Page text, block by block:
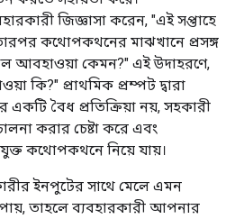
জিজ্ঞাসা করেন, "এই সপ্তাহে
কথোপকথনের মাঝখানে প্রসঙ্গ
আবহাওয়া কেমন?" এই উদাহরণে,
কি?" প্রাথমিক প্রম্পট দ্বারা
বৈধ প্রতিক্রিয়া নয়, সহকারী
করার চেষ্টা করে এবং
কথোপকথনে নিয়ে যায়।
ইনপুটের সাথে মেলে এমন
তাহলে ব্যবহারকারী আপনার